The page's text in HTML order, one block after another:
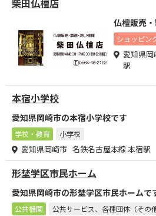
仏檀販売
ショッピン
愛知県
駅
本宿小学校
愛知県岡崎市の本宿小学校です
学校・教育 小学校
愛知県岡崎市 名鉄名古屋本線 本宿駅
形埜学区市民ホーム
愛知県岡崎市の形埜学区市民ホームで
公共機関 公共サービス、各種団体（その他